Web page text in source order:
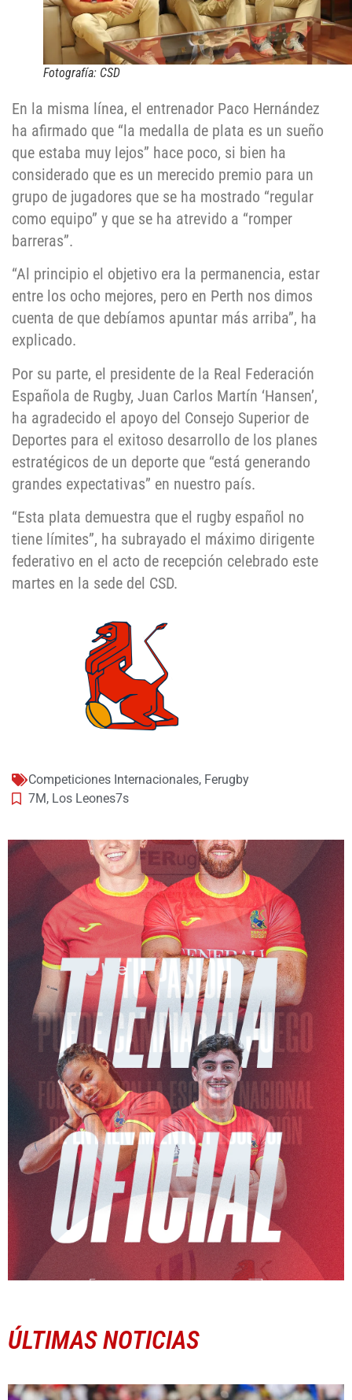
Fotografía: CSD
En la misma línea, el entrenador Paco Hernández
ha afirmado que “la medalla de plata es un sueño
que estaba muy lejos” hace poco, si bien ha
considerado que es un merecido premio para un
grupo de jugadores que se ha mostrado “regular
como equipo” y que se ha atrevido a “romper
barreras”.
“Al principio el objetivo era la permanencia, estar
entre los ocho mejores, pero en Perth nos dimos
cuenta de que debíamos apuntar más arriba”, ha
explicado.
Por su parte, el presidente de la Real Federación
Española de Rugby, Juan Carlos Martín ‘Hansen’,
ha agradecido el apoyo del Consejo Superior de
Deportes para el exitoso desarrollo de los planes
estratégicos de un deporte que “está generando
grandes expectativas” en nuestro país.
“Esta plata demuestra que el rugby español no
tiene límites”, ha subrayado el máximo dirigente
federativo en el acto de recepción celebrado este
martes en la sede del CSD.
Competiciones Internacionales, Ferugby
7M, Los Leones7s
ÚLTIMAS NOTICIAS